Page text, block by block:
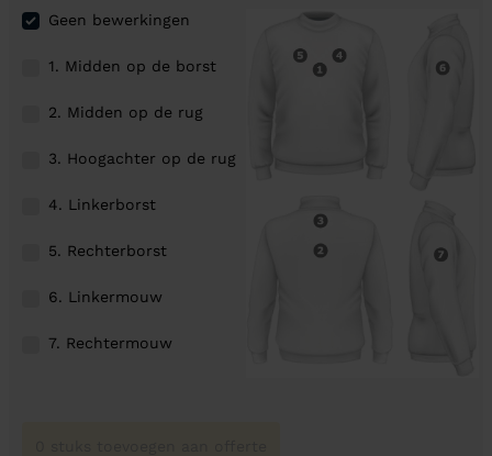
Geen bewerkingen
1. Midden op de borst
2. Midden op de rug
3. Hoogachter op de rug
4. Linkerborst
5. Rechterborst
6. Linkermouw
7. Rechtermouw